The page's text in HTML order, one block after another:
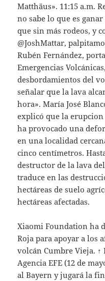
Matthäus». 11:15 a.m.
no sabe lo que es
que sin más rodeos, y
@JoshMattar,
Rubén Fernández,
Emergencias
desbordamientos del
señalar que la lava
hora». María José
explicó que la
ha provocado una
en una localidad
cinco centímetros.
destructor de la lava
traduce en las
hectáreas de suelo
hectáreas afectadas.
Xiaomi Foundation ha
Roja para apoyar a los
volcán Cumbre Vieja. ↑
Agencia EFE (12 de
al Bayern y jugará la